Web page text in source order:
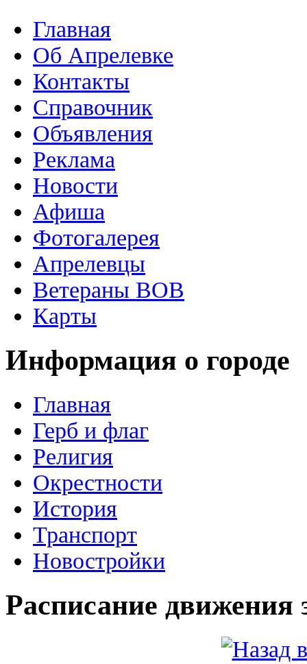
Главная
Об Апрелевке
Контакты
Справочник
Объявления
Реклама
Новости
Афиша
Фотогалерея
Апрелевцы
Ветераны ВОВ
Карты
Информация о городе
Главная
Герб и флаг
Религия
Окрестности
История
Транспорт
Новостройки
Расписание движения